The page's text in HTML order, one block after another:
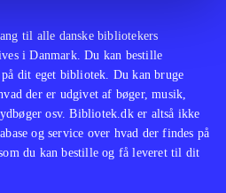
til alle danske bibliotekers
i Danmark. Du kan bestille
dit eget bibliotek. Du kan bruge
der er udgivet af bøger, musik,
osv. Bibliotek.dk er altså ikke
og service over hvad der findes på
du kan bestille og få leveret til dit